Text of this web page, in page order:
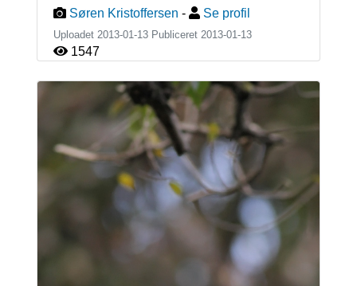
Søren Kristoffersen - Se profil
Uploadet 2013-01-13 Publiceret 2013-01-13
1547